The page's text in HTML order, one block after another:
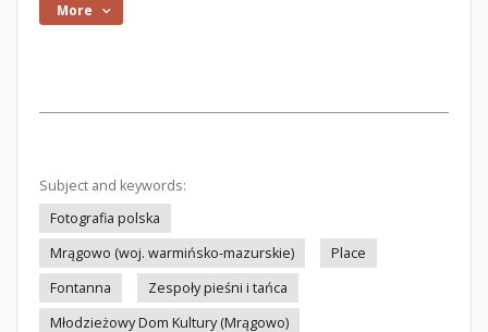
More
Subject and keywords:
Fotografia polska
Mrągowo (woj. warmińsko-mazurskie)
Place
Fontanna
Zespoły pieśni i tańca
Młodzieżowy Dom Kultury (Mrągowo)